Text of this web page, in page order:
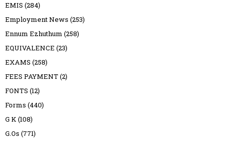
EMIS (284)
Employment News (253)
Ennum Ezhuthum (258)
EQUIVALENCE (23)
EXAMS (258)
FEES PAYMENT(2)
FONTS (12)
Forms (440)
G K(108)
G.Os (771)